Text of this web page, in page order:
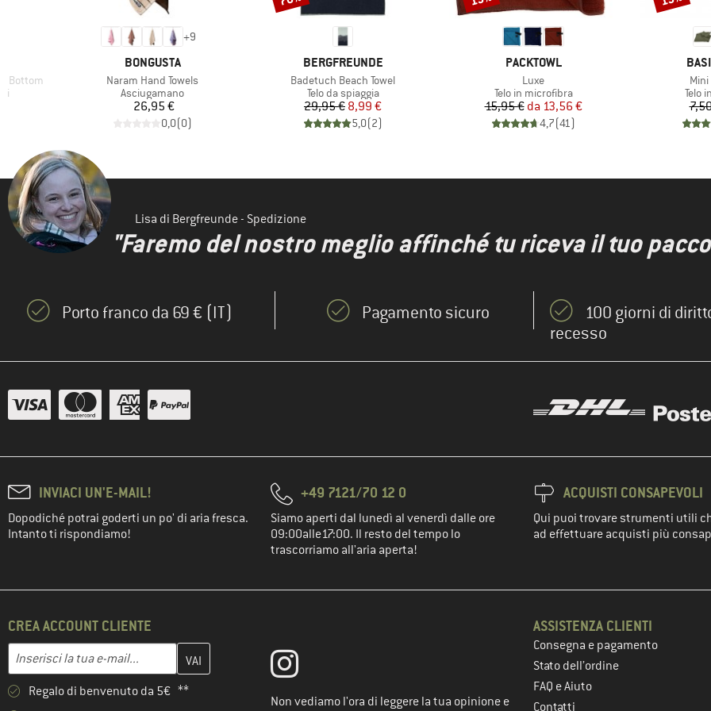
Bottom
+9
MARCHIO
BONGUSTA
Articolo
Naram Hand Towels
Gruppo di prodotti
Asciugamano
Prezzo
26,95 €
0,0(0)
MARCHIO
BERGFREUNDE
Articolo
Badetuch Beach Towel
Gruppo di prodotti
Telo da spiaggia
Prezzo
29,95 €Prezzo ridotto
8,99 €
5,0(2)
MARCHIO
PACKTOWL
Articolo
Luxe
Gruppo di prodotti
Telo in microfibra
Prezzo
15,95 € Prezzo ridotto
da 13,56 €
4,7(41)
Telo
Lisa di Bergfreunde - Spedizione
"Faremo del nostro meglio affinché tu riceva il tuo
Porto franco da 69 € (IT) Pagamento sicuro
100 giorni di
recesso
INVIACI UN'E-MAIL!
Dopodiché potrai goderti un po' di aria fresca.
Intanto ti rispondiamo!
+49 7121/70 12 0
Siamo aperti dal lunedì al venerdì dalle ore
09:00alle17:00. Il resto del tempo lo
trascorriamo all'aria aperta!
ACQUISTI CONSAPEVOLI
Qui puoi trovare strumenti utili
ad effettuare acquisti più
CREA ACCOUNT CLIENTE
Indirizzo e-mail
Inserisci qui il tuo indirizzo e-mail e crea il tuo account cliente nel passaggio successivo
Regalo di benvenuto da 5€ **
Non vediamo l'ora di leggere la tua opinione e
ASSISTENZA CLIENTI
Consegna e pagamento
Stato dell’ordine
FAQ e Aiuto
Contatti